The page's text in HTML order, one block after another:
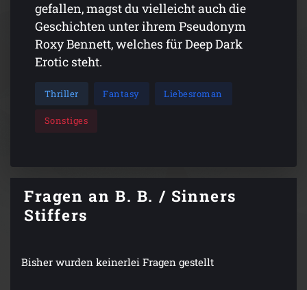
gefallen, magst du vielleicht auch die
Geschichten unter ihrem Pseudonym
Roxy Bennett, welches für Deep Dark
Erotic steht.
Thriller Fantasy Liebesroman
Sonstiges
Fragen an B. B. / Sinners
Stiffers
Bisher wurden keinerlei Fragen gestellt